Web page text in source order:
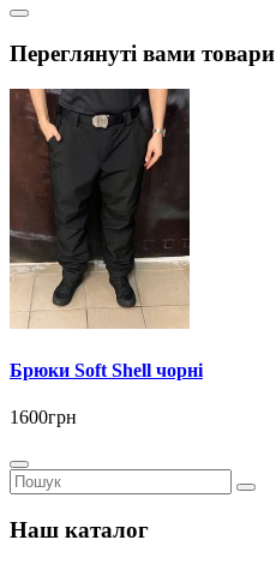
Переглянуті вами товари
Брюки Soft Shell чорні
1600грн
Наш каталог